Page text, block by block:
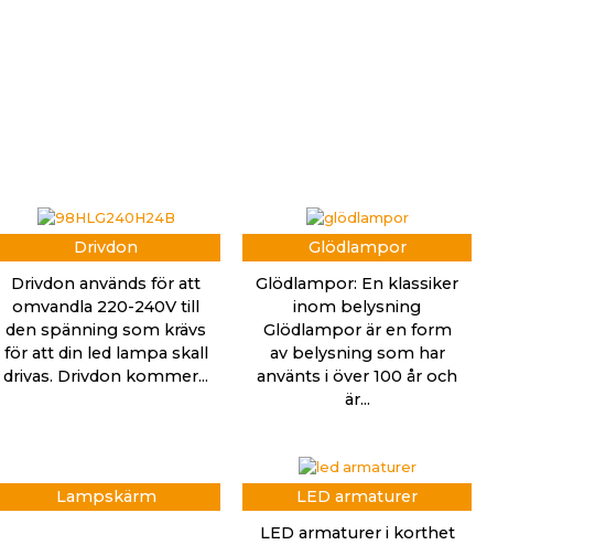
Drivdon
Drivdon används för att
omvandla 220-240V till
den spänning som krävs
för att din led lampa skall
drivas. Drivdon kommer...
Glödlampor
Glödlampor: En klassiker
inom belysning
Glödlampor är en form
av belysning som har
använts i över 100 år och
är...
Lampskärm
LED armaturer
LED armaturer i korthet